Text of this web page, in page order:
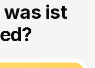
was ist